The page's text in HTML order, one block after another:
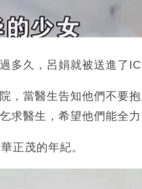
多久，呂娟就被送進了
，當醫生告知他們不要
求醫生，希望他們能全力
正茂的年紀。